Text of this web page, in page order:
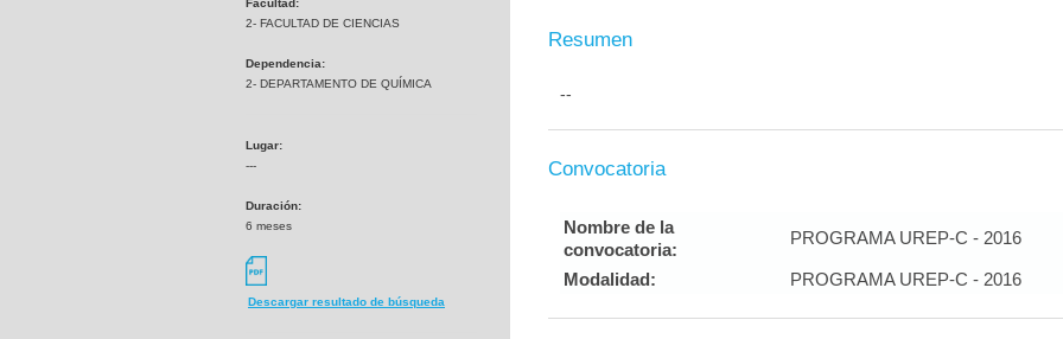
Facultad:
2- FACULTAD DE CIENCIAS
Dependencia:
2- DEPARTAMENTO DE QUÍMICA
Lugar:
---
Duración:
6 meses
Descargar resultado de búsqueda
Resumen
--
Convocatoria
Nombre de la
convocatoria:
PROGRAMA UREP-C - 2016
Modalidad: PROGRAMA UREP-C - 2016